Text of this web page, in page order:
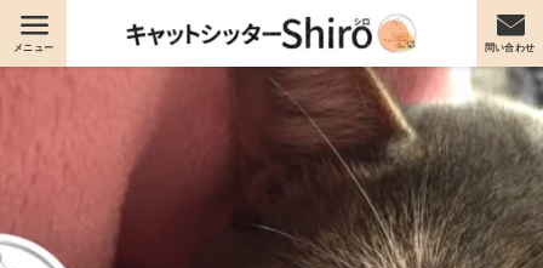
問い合わせ
メニュー